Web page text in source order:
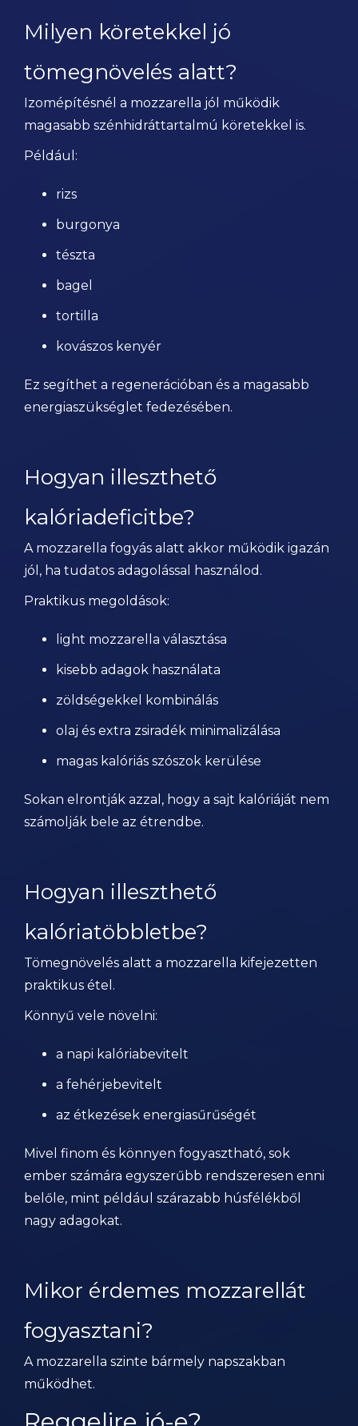
Milyen köretekkel jó
tömegnövelés alatt?
Izomépítésnél a mozzarella jól működik
magasabb szénhidráttartalmú köretekkel is.
Például:
rizs
burgonya
tészta
bagel
tortilla
kovászos kenyér
Ez segíthet a regenerációban és a magasabb
energiaszükséglet fedezésében.
Hogyan illeszthető
kalóriadeficitbe?
A mozzarella fogyás alatt akkor működik igazán
jól, ha tudatos adagolással használod.
Praktikus megoldások:
light mozzarella választása
kisebb adagok használata
zöldségekkel kombinálás
olaj és extra zsiradék minimalizálása
magas kalóriás szószok kerülése
Sokan elrontják azzal, hogy a sajt kalóriáját nem
számolják bele az étrendbe.
Hogyan illeszthető
kalóriatöbbletbe?
Tömegnövelés alatt a mozzarella kifejezetten
praktikus étel.
Könnyű vele növelni:
a napi kalóriabevitelt
a fehérjebevitelt
az étkezések energiasűrűségét
Mivel finom és könnyen fogyasztható, sok
ember számára egyszerűbb rendszeresen enni
belőle, mint például szárazabb húsfélékből
nagy adagokat.
Mikor érdemes mozzarellát
fogyasztani?
A mozzarella szinte bármely napszakban
működhet.